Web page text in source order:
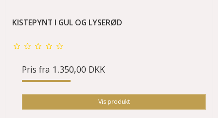
KISTEPYNT I GUL OG LYSERØD
Pris fra 1.350,00 DKK
Vis produkt